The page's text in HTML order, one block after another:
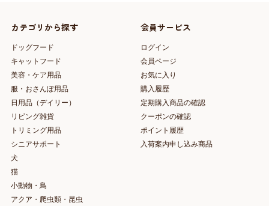
カテゴリから探す
ドッグフード
キャットフード
美容・ケア用品
服・おさんぽ用品
日用品（デイリー）
リビング雑貨
トリミング用品
シニアサポート
犬
猫
小動物・鳥
アクア・爬虫類・昆虫
会員サービス
ログイン
会員ページ
お気に入り
購入履歴
定期購入商品の確認
クーポンの確認
ポイント履歴
入荷案内申し込み商品